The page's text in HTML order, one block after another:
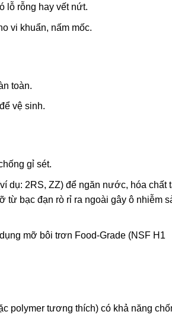
lỗ rỗng hay vết nứt.
vi khuẩn, nấm mốc.
toàn.
vệ sinh.
gỉ sét.
dụ: 2RS, ZZ) để ngăn nước, hóa chất
từ bạc đạn rò rỉ ra ngoài gây ô nhiễm
mỡ bôi trơn Food-Grade (NSF H1
polymer tương thích) có khả năng